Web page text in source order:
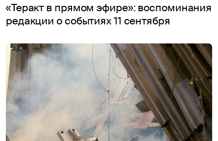
«Теракт в прямом эфире»: воспоминания
редакции о событиях 11 сентября